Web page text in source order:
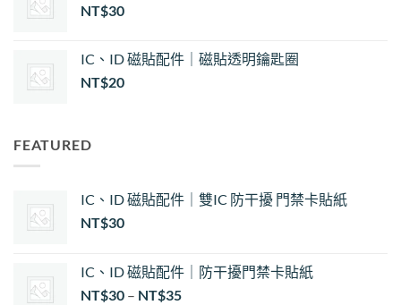
NT$30
IC、ID 磁貼配件｜磁貼透明鑰匙圈
NT$20
FEATURED
IC、ID 磁貼配件｜雙IC 防干擾 門禁卡貼紙
NT$30
IC、ID 磁貼配件｜防干擾門禁卡貼紙
NT$30 – NT$35價